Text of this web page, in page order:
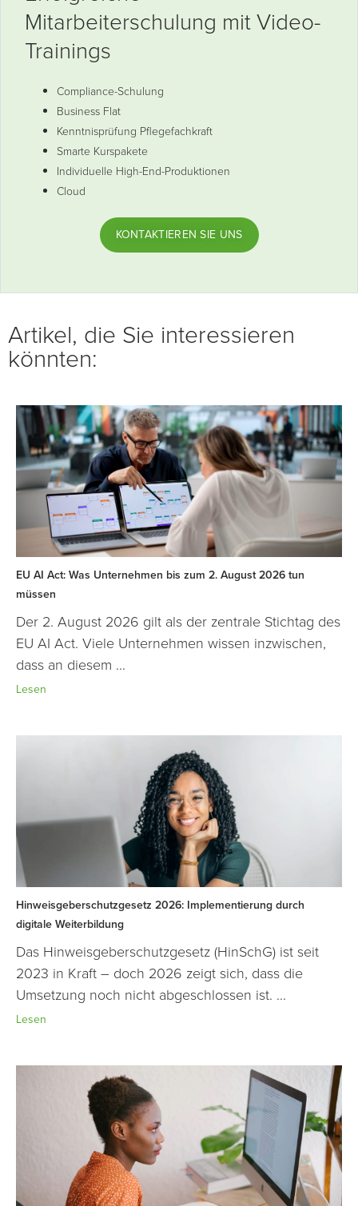
Mitarbeiterschulung mit Video-
Trainings
Compliance-Schulung
Business Flat
Kenntnisprüfung Pflegefachkraft
Smarte Kurspakete
Individuelle High-End-Produktionen
Cloud
KONTAKTIEREN SIE UNS
Artikel, die Sie interessieren
könnten:
EU AI Act: Was Unternehmen bis zum 2. August 2026 tun
müssen
Der 2. August 2026 gilt als der zentrale Stichtag des
EU AI Act. Viele Unternehmen wissen inzwischen,
dass an diesem ...
Lesen
Hinweisgeberschutzgesetz 2026: Implementierung durch
digitale Weiterbildung
Das Hinweisgeberschutzgesetz (HinSchG) ist seit
2023 in Kraft – doch 2026 zeigt sich, dass die
Umsetzung noch nicht abgeschlossen ist. ...
Lesen